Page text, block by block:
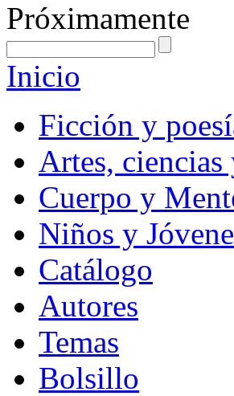
Próximamente
Inicio
Ficción y
Artes, ciencias
Cuerpo y
Niños y
Catálogo
Autores
Temas
Bolsillo